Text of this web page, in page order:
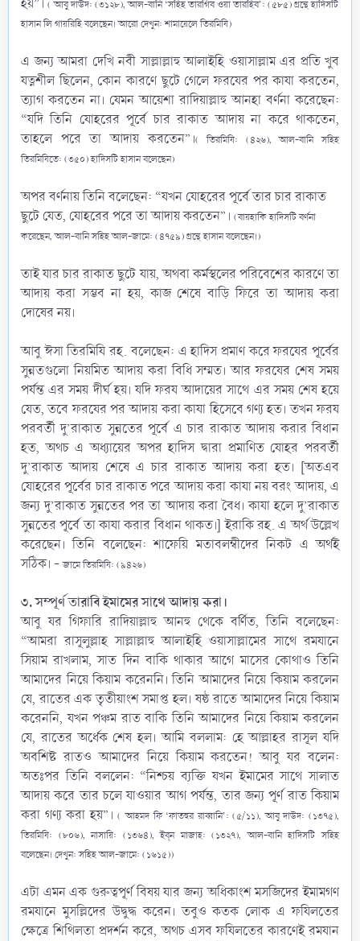
( আবু দাউদ: (৩১২৮), আল-বানি ‘সহিহ তারগিব ওয়া তারহিব’: (৫৮৫) গ্রন্থে হাদিসটি
হাসান লি গায়রিহি বলেছেন। আরো দেখুন: শামায়েলে তিরমিযি)
এ জন্য আমরা দেখি নবী সাল্লাল্লাহু আলাইহি ওয়াসাল্লাম‎ এর প্রতি খুব
যত্নশীল ছিলেন, কোন কারণে ছুটে গেলে ফরযের পর কাযা করতেন,
ত্যাগ করতেন না। যেমন আয়েশা ‎রাদিয়াল্লাহু আনহা বর্ণনা করেছেন:
“যদি তিনি যোহরের পূর্বে চার রাকাত আদায় না করে থাকতেন,
তাহলে পরে তা আদায় করতেন”।( তিরমিযি: (৪২৬), আল-বানি সহিহ
তিরমিযিতে: (৩৫০) হাদিসটি হাসান বলেছেন)
অপর বর্ণনায় তিনি বলেছেন: “যখন যোহরের পূর্বে তার চার রাকাত
ছুটে যেত, যোহরের পরে তা আদায় করতেন”। (বায়হাকি হাদিসটি বর্ণনা
করেছেন, আল-বানি সহিহ আল-জামে: (৪৭৫৯) গ্রন্থে হাসান বলেছেন।)
তাই যার চার রাকাত ছুটে যায়, অথবা কর্মস্থলের পরিবেশের কারণে তা
আদায় করা সম্ভব না হয়, কাজ শেষে বাড়ি ফিরে তা আদায় করা
দোষের নয়।
আবু ঈসা তিরমিযি রহ. বলেছেন: এ হাদিস প্রমাণ করে ফরযের পূর্বের
সুন্নতগুলো নিয়মিত আদায় করা বিধি সম্মত। আর ফরযের শেষ সময়
পর্যন্ত এর সময় দীর্ঘ হয়। যদি ফরয আদায়ের সাথে এর সময় শেষ হয়ে
যেত, তবে ফরযের পর আদায় করা কাযা হিসেবে গণ্য হত। তখন ফরয
পরবর্তী দু’রাকাত সুন্নতের পূর্বে এ চার রাকাত আদায় করার বিধান
হত, অথচ এ অধ্যায়ের অপর হাদিস দ্বারা প্রমাণিত যোহর পরবর্তী
দু’রাকাত আদায় শেষে এ চার রাকাত আদায় করা হত। [অতএব
যোহরের পূর্বের চার রাকাত পরে আদায় করা কাযা নয় বরং আদায়, এ
জন্য দু’রাকাত সুন্নতের পর তা আদায় করা বৈধ। কাযা হলে দু’রাকাত
সুন্নতের পূর্বে তা কাযা করার বিধান থাকত।] ইরাকি রহ. এ অর্থ উল্লেখ
করেছেন। তিনি বলেছেন: শাফেয়ি মতাবলম্বীদের নিকট এ অর্থই
সঠিক। -জামে তিরমিযি: (৯৪২৬)
৩. সম্পূর্ণ তারাবি ইমামের সাথে আদায় করা।
আবু যর গিফারি ‎রাদিয়াল্লাহু আনহু থেকে বর্ণিত, তিনি বলেছেন:
“আমরা রাসূলুল্লাহ সাল্লাল্লাহু আলাইহি ওয়াসাল্লামের সাথে রমযানে
সিয়াম রাখলাম, সাত দিন বাকি থাকার আগে মাসের কোথাও তিনি
আমাদের নিয়ে কিয়াম করেননি। তিনি আমাদের নিয়ে কিয়াম করলেন
যে, রাতের এক তৃতীয়াংশ সমাপ্ত হল। ষষ্ঠ রাতে আমাদের নিয়ে কিয়াম
করেননি, যখন পঞ্চম রাত বাকি তিনি আমাদের নিয়ে কিয়াম করলেন
যে, রাতের অর্ধেক শেষ হল। আমি বললাম: হে আল্লাহর রাসূল যদি
অবশিষ্ট রাতও আমাদের নিয়ে কিয়াম করতেন! আবু যর বলেন:
অতঃপর তিনি বললেন: “নিশ্চয় ব্যক্তি যখন ইমামের সাথে সালাত
আদায় করে তার চলে যাওয়ার আগ পর্যন্ত, তার জন্য পূর্ণ রাত কিয়াম
করা গণ্য করা হয়”।( আহমদ ফি ‘ফাতহুর রাব্বানি’: (৫/১১), আবু দাউদ: (১৩৭৫),
তিরমিযি: (৮০৬), নাসায়ি: (১৩৬৪), ইব্‌ন মাজাহ: (১৩২৭), আল-বানি হাদিসটি সহিহ
বলেছেন। দেখুন: সহিহ আল-জামে: (১৬১৫))
এটা এমন এক গুরুত্বপূর্ণ বিষয় যার জন্য অধিকাংশ মসজিদের ইমামগণ
রমযানে মুসল্লিদের উদ্বুদ্ধ করেন। তবুও কতক লোক এ ফযিলতের
ক্ষেত্রে শিথিলতা প্রদর্শন করে, অথচ এসব ফযিলতের কারণেই রমযান